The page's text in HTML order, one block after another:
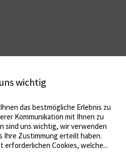
wichtig
das bestmögliche Erlebnis zu
Kommunikation mit Ihnen zu
sind uns wichtig, wir verwenden
Ihre Zustimmung erteilt haben.
erforderlichen Cookies, welche...